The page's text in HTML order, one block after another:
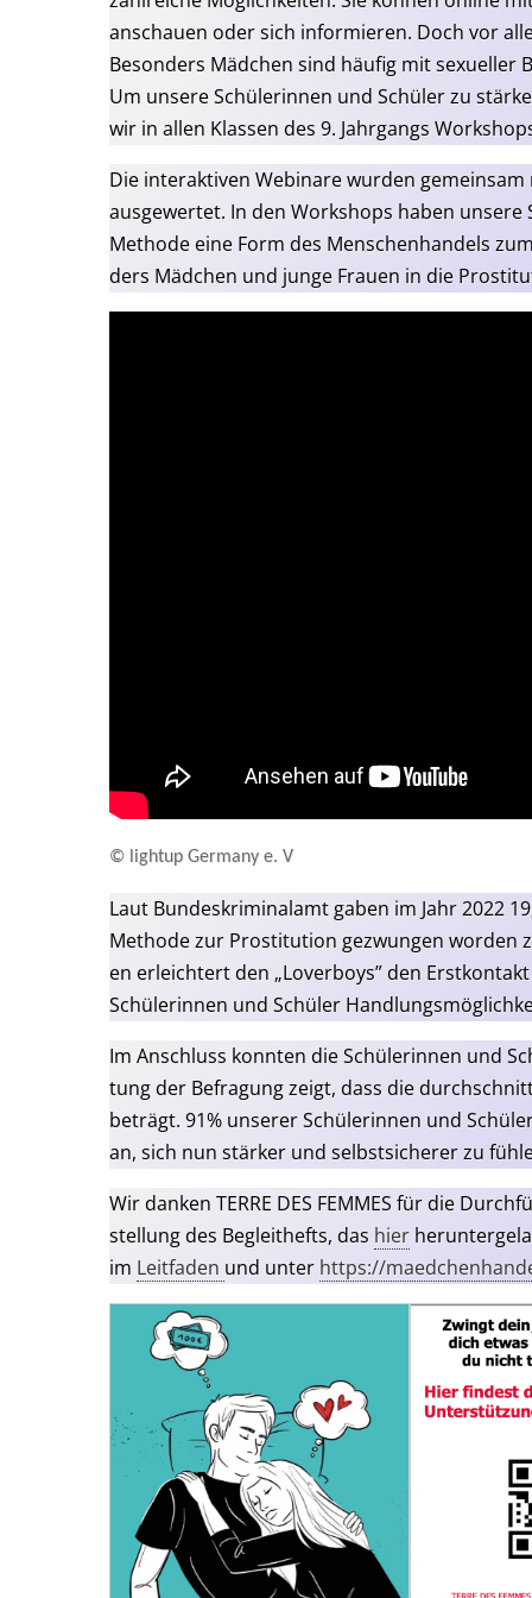
anschau­en oder sich infor­mie­ren. Doch vor
Beson­ders Mäd­chen sind häu­fig mit
Um unse­re Schü­le­rin­nen und Schü­ler zu
wir in allen Klas­sen des 9. Jahr­gangs
Die inter­ak­ti­ven Web­i­na­re wur­den gemein­sam
aus­ge­wer­tet. In den Work­shops haben
Metho­de eine Form des Men­schen­han­dels
ders Mäd­chen und jun­ge Frau­en in die
© light­up Ger­ma­ny e. V
Laut Bun­des­kri­mi­nal­amt gaben im Jahr 2022
Metho­de zur Pro­sti­tu­ti­on gezwun­gen wor­den
en erleich­tert den „Lover­boys” den
Schü­le­rin­nen und Schü­ler
Im Anschluss konn­ten die Schü­le­rin­nen und
tung der Befra­gung zeigt, dass die
beträgt. 91% unse­rer Schü­le­rin­nen und
an, sich nun stär­ker und selbst­si­che­rer zu
Wir dan­ken TERRE DES FEMMES für die
stel­lung des Begleit­hefts, das hier
im Leit­fa­den und unter https://